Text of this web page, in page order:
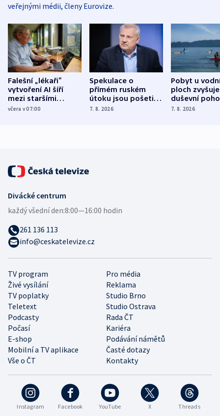
veřejnými médii, členy Eurovize.
Falešní „lékaři“
vytvoření AI šíří
mezi staršími
Poláky nebezpečné
včera v 07:00
Spekulace o
přímém ruském
útoku jsou pošetilé,
míní estonský
7. 8. 2026
Pobyt u
ploch zvyšuje
duševní
ukázala
7. 8. 2026
Instagram Facebook YouTube X Threads
TV program
Pro média
Živé vysílání
Reklama
TV poplatky
Studio Brno
Teletext
Studio Ostrava
Podcasty
Rada ČT
Počasí
Kariéra
E-shop
Podávání námětů
Mobilní a TV aplikace
Časté dotazy
Vše o ČT
Kontakty
Divácké centrum
každý všední den:8:00—16:00 hodin
261 136 113
info@ceskatelevize.cz